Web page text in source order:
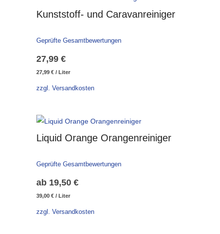
Kunststoff- und Caravanreiniger
Geprüfte Gesamtbewertungen
27,99 €
27,99 € / Liter
zzgl. Versandkosten
Liquid Orange Orangenreiniger
Geprüfte Gesamtbewertungen
ab 19,50 €
39,00 € / Liter
zzgl. Versandkosten